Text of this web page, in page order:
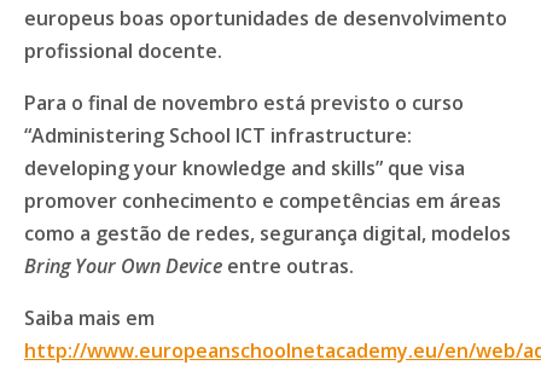
europeus boas oportunidades de desenvolvimento
profissional docente.
Para o final de novembro está previsto o curso
“Administering School ICT infrastructure:
developing your knowledge and skills” que visa
promover conhecimento e competências em áreas
como a gestão de redes, segurança digital, modelos
Bring Your Own Device entre outras.
Saiba mais em
http://www.europeanschoolnetacademy.eu/en/web/